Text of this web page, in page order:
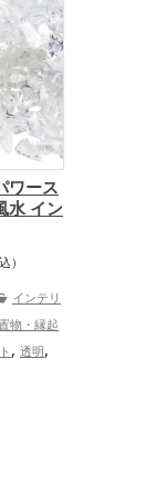
ワース
水 イン
）
インテリ
物・縁起
, 透明,